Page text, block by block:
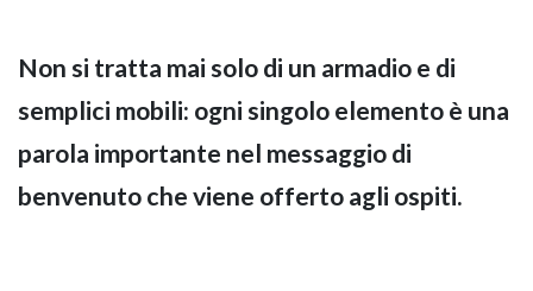
Non si tratta mai solo di un armadio e di
semplici mobili: ogni singolo elemento è una
parola importante nel messaggio di
benvenuto che viene offerto agli ospiti.